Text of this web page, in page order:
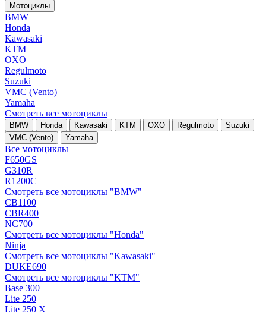
Мотоциклы
BMW
Honda
Kawasaki
KTM
OXO
Regulmoto
Suzuki
VMC (Vento)
Yamaha
Смотреть все мотоциклы
BMW Honda Kawasaki KTM OXO Regulmoto
Suzuki
VMC (Vento)
Yamaha
Все мотоциклы
F650GS
G310R
R1200C
Смотреть все мотоциклы "BMW"
CB1100
CBR400
NC700
Смотреть все мотоциклы "Honda"
Ninja
Смотреть все мотоциклы "Kawasaki"
DUKE690
Смотреть все мотоциклы "KTM"
Base 300
Lite 250
Lite 250 X